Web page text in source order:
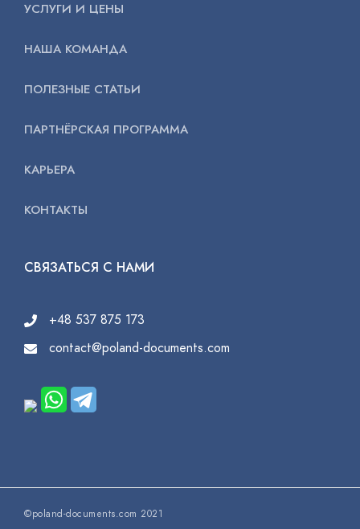
УСЛУГИ И ЦЕНЫ
НАША КОМАНДА
ПОЛЕЗНЫЕ СТАТЬИ
ПАРТНЁРСКАЯ ПРОГРАММА
КАРЬЕРА
КОНТАКТЫ
СВЯЗАТЬСЯ С НАМИ
+48 537 875 173
contact@poland-documents.com
©poland-documents.com 2021